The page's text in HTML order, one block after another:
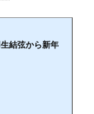
結弦から新年